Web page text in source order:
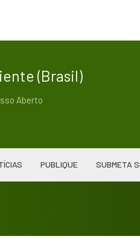
(Brasil)
Aberto
PUBLIQUE SUBMETA